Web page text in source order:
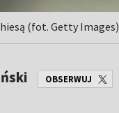
(fot. Getty Images)
OBSERWUJ